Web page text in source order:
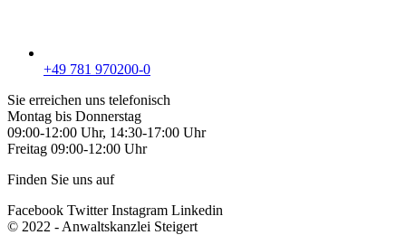
+49 781 970200-0
Sie erreichen uns telefonisch
Montag bis Donnerstag
09:00-12:00 Uhr, 14:30-17:00 Uhr
Freitag 09:00-12:00 Uhr
Finden Sie uns auf
Facebook Twitter Instagram Linkedin
© 2022 - Anwaltskanzlei Steigert